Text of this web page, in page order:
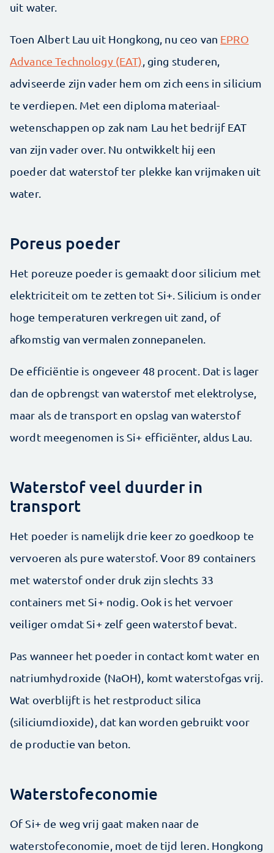
uit water.
Toen Albert Lau uit Hongkong, nu ceo van EPRO
Advance Technology (EAT), ging studeren,
adviseerde zijn vader hem om zich eens in silicium
te verdiepen. Met een diploma materiaal­
wetenschappen op zak nam Lau het bedrijf EAT
van zijn vader over. Nu ontwikkelt hij een
poeder dat waterstof ter plekke kan vrij­maken uit
water.
Poreus poeder
Het poreuze poeder is gemaakt door silicium met
elektriciteit om te zetten tot Si+. Silicium is onder
hoge temperaturen verkregen uit zand, of
afkomstig van vermalen zonnepanelen.
De efficiëntie is ongeveer 48 procent. Dat is lager
dan de opbrengst van waterstof met elektro­lyse,
maar als de transport en opslag van waterstof
wordt meegenomen is Si+ efficiënter, aldus Lau.
Waterstof veel duurder in
transport
Het poeder is namelijk drie keer zo goedkoop te
vervoeren als pure waterstof. Voor 89 containers
met waterstof onder druk zijn slechts 33
containers met Si+ nodig. Ook is het vervoer
veiliger omdat Si+ zelf geen waterstof bevat.
Pas wanneer het poeder in contact komt water en
natriumhydroxide (NaOH), komt waterstofgas vrij.
Wat overblijft is het restproduct silica
(siliciumdioxide), dat kan worden gebruikt voor
de productie van beton.
Waterstofeconomie
Of Si+ de weg vrij gaat maken naar de
waterstofeconomie, moet de tijd leren. Hongkong